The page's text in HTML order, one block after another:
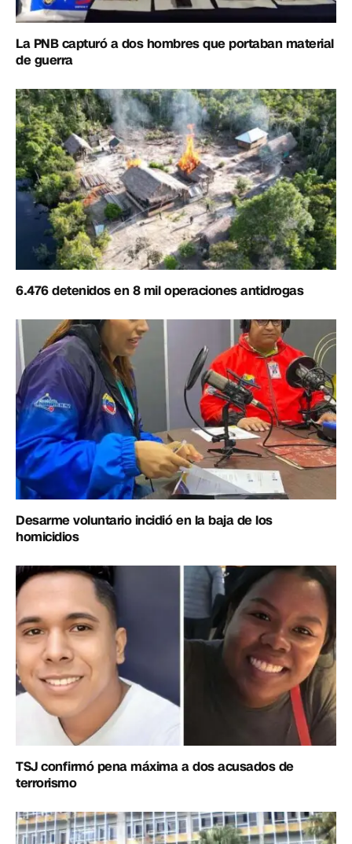
La PNB capturó a dos hombres que portaban material
de guerra
6.476 detenidos en 8 mil operaciones antidrogas
Desarme voluntario incidió en la baja de los
homicidios
TSJ confirmó pena máxima a dos acusados de
terrorismo